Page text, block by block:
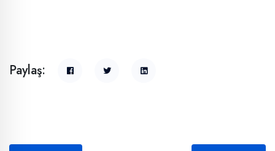
Paylaş: